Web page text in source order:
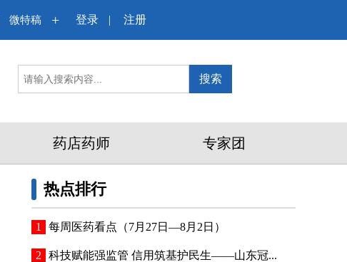
微特稿 + 登录 | 注册
搜索
药店药师 专家团
热点排行
每周医药看点（7月27日—8月2日）
科技赋能强监管 信用筑基护民生——山东冠...